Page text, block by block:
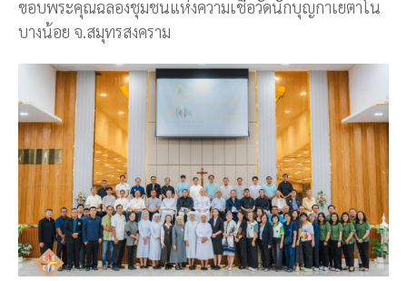
ขอบพระคุณฉลองชุมชนแห่งความเชื่อวัดนักบุญกาเยตาโน
บางน้อย จ.สมุทรสงคราม